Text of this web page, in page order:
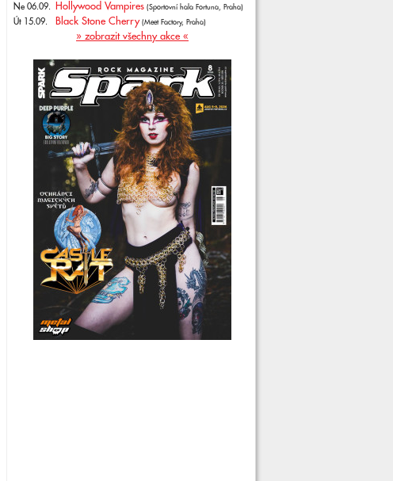
Ne 06.09. Hollywood Vampires (Sportovní hala Fortuna, Praha)
Út 15.09. Black Stone Cherry (Meet Factory, Praha)
» zobrazit všechny akce «